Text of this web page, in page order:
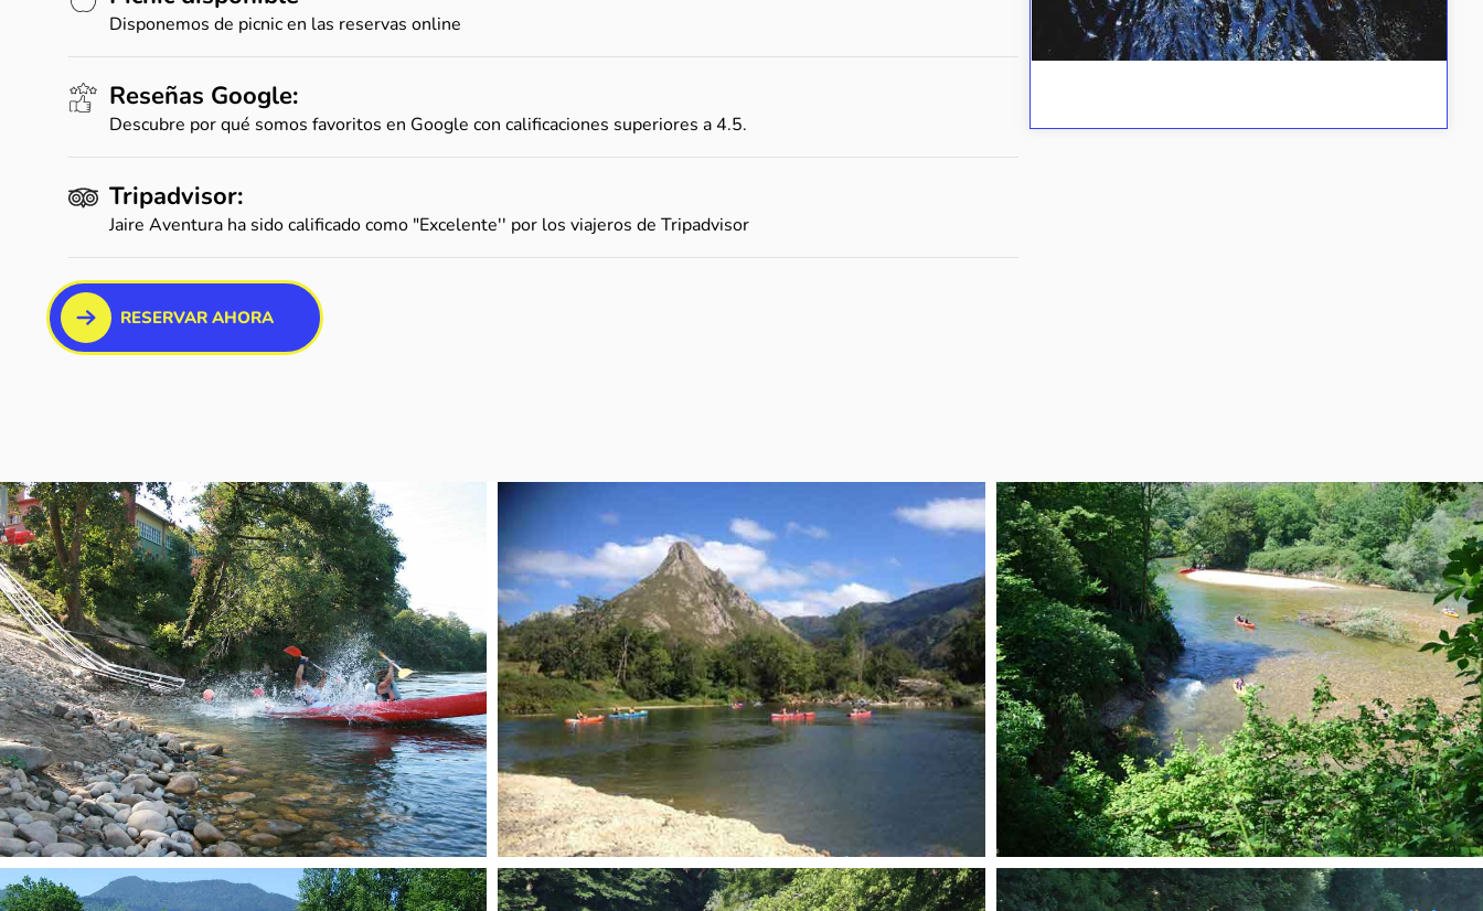
Disponemos de picnic en las reservas online
Reseñas Google:
Descubre por qué somos favoritos en Google con calificaciones superiores a 4.5.
Tripadvisor:
Jaire Aventura ha sido calificado como "Excelente'' por los viajeros de Tripadvisor
RESERVAR AHORA